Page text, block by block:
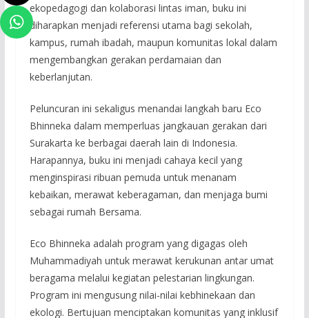
ekopedagogi dan kolaborasi lintas iman, buku ini
diharapkan menjadi referensi utama bagi sekolah,
kampus, rumah ibadah, maupun komunitas lokal dalam
mengembangkan gerakan perdamaian dan
keberlanjutan.
Peluncuran ini sekaligus menandai langkah baru Eco
Bhinneka dalam memperluas jangkauan gerakan dari
Surakarta ke berbagai daerah lain di Indonesia.
Harapannya, buku ini menjadi cahaya kecil yang
menginspirasi ribuan pemuda untuk menanam
kebaikan, merawat keberagaman, dan menjaga bumi
sebagai rumah Bersama.
Eco Bhinneka adalah program yang digagas oleh
Muhammadiyah untuk merawat kerukunan antar umat
beragama melalui kegiatan pelestarian lingkungan.
Program ini mengusung nilai-nilai kebhinekaan dan
ekologi. Bertujuan menciptakan komunitas yang inklusif